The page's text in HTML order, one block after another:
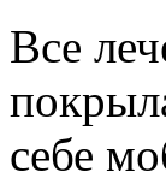
Все
себе